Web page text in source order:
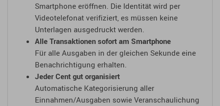
Smartphone eröffnen. Die Identität wird per
Videotelefonat verifiziert, es müssen keine
Unterlagen ausgedruckt werden.
Alle Transaktionen sofort am Smartphone
Für alle Ausgaben in der gleichen Sekunde eine
Benachrichtigung erhalten.
Jeder Cent gut organisiert
Automatische Kategorisierung aller
Einnahmen/Ausgaben sowie Veranschaulichung